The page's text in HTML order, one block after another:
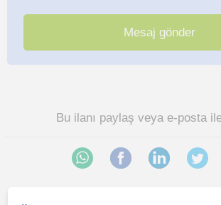
Bu ilanı paylaş veya e-posta